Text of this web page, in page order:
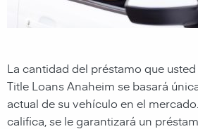
La cantidad del préstamo que
Title Loans Anaheim se basará
actual de su vehículo en el
califica, se le garantizará un